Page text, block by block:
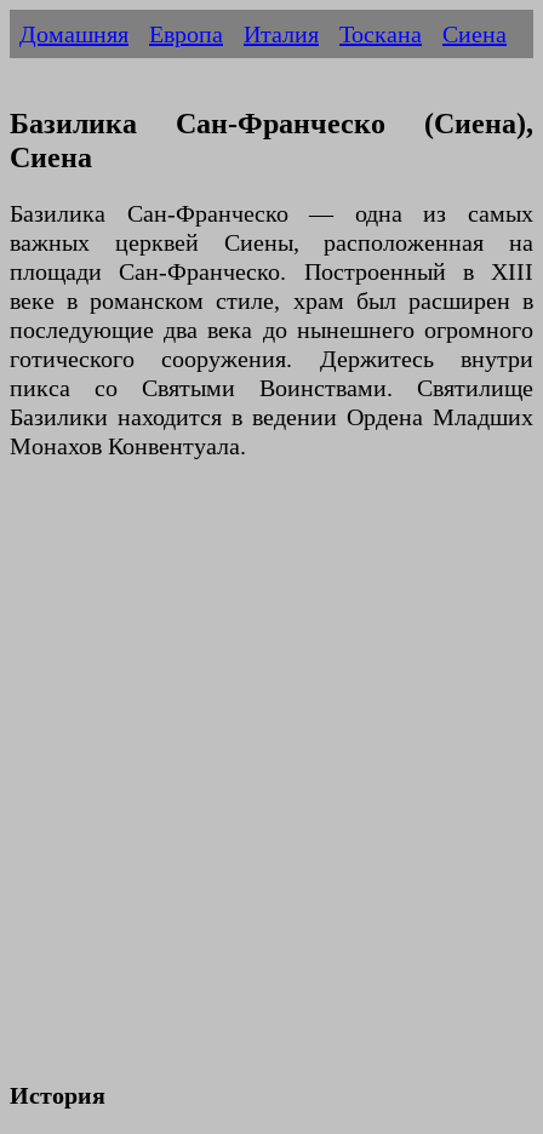
Домашняя Европа Италия Тоскана Сиена
Базилика Сан-Франческо (Сиена),
Сиена
Базилика Сан-Франческо — одна из самых
важных церквей Сиены, расположенная на
площади Сан-Франческо. Построенный в XIII
веке в романском стиле, храм был расширен в
последующие два века до нынешнего огромного
готического сооружения. Держитесь внутри
пикса со Святыми Воинствами. Святилище
Базилики находится в ведении Ордена Младших
Монахов Конвентуала.
История